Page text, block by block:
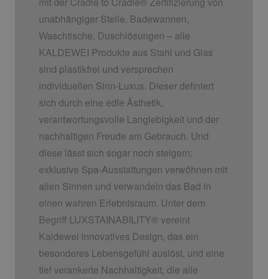
unabhängiger Stelle. Badewannen,
Waschtische, Duschlösungen – alle
KALDEWEI Produkte aus Stahl und Glas
sind plastikfrei und versprechen
individuellen Sinn-Luxus. Dieser definiert
sich durch eine edle Ästhetik,
verantwortungsvolle Langlebigkeit und der
nachhaltigen Freude am Gebrauch. Und
diese lässt sich sogar noch steigern:
exklusive Spa-Ausstattungen verwöhnen mit
allen Sinnen und verwandeln das Bad in
einen wahren Erlebnisraum. Unter dem
Begriff LUXSTAINABILITY® vereint
Kaldewei innovatives Design, das ein
besonderes Lebensgefühl auslöst, und eine
tief verankerte Nachhaltigkeit, die alle